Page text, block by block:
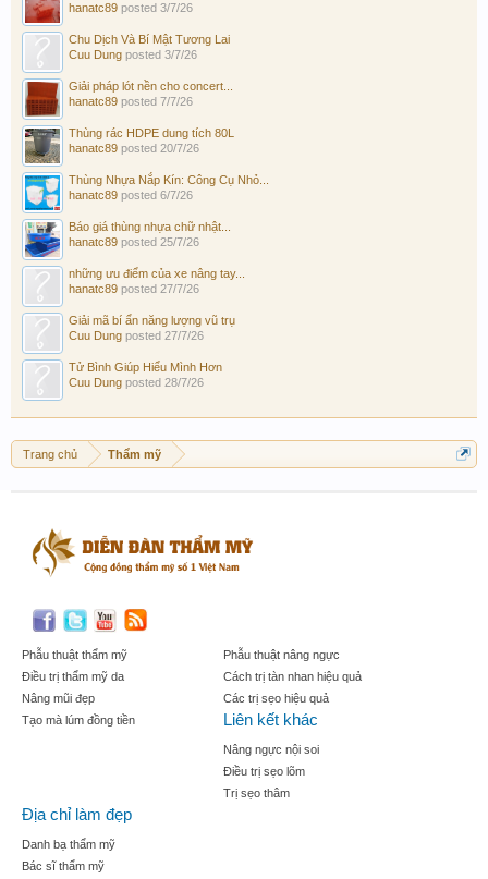
hanatc89 posted 3/7/26
Chu Dịch Và Bí Mật Tương Lai
Cuu Dung posted 3/7/26
Giải pháp lót nền cho concert...
hanatc89 posted 7/7/26
Thùng rác HDPE dung tích 80L
hanatc89 posted 20/7/26
Thùng Nhựa Nắp Kín: Công Cụ Nhỏ...
hanatc89 posted 6/7/26
Báo giá thùng nhựa chữ nhật...
hanatc89 posted 25/7/26
những ưu điểm của xe nâng tay...
hanatc89 posted 27/7/26
Giải mã bí ẩn năng lượng vũ trụ
Cuu Dung posted 27/7/26
Tử Bình Giúp Hiểu Mình Hơn
Cuu Dung posted 28/7/26
Trang chủ Thẩm mỹ
Phẫu thuật thẩm mỹ
Điều trị thẩm mỹ da
Nâng mũi đẹp
Tạo mà lúm đồng tiền
Phẫu thuật nâng ngực
Cách trị tàn nhan hiệu quả
Các trị sẹo hiệu quả
Liên kết khác
Nâng ngực nội soi
Điều trị sẹo lõm
Trị sẹo thâm
Địa chỉ làm đẹp
Danh bạ thẩm mỹ
Bác sĩ thẩm mỹ